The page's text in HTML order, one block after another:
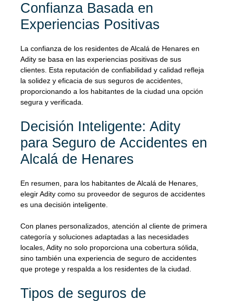
Confianza Basada en
Experiencias Positivas
La confianza de los residentes de Alcalá de Henares en
Adity se basa en las experiencias positivas de sus
clientes. Esta reputación de confiabilidad y calidad refleja
la solidez y eficacia de sus seguros de accidentes,
proporcionando a los habitantes de la ciudad una opción
segura y verificada.
Decisión Inteligente: Adity
para Seguro de Accidentes en
Alcalá de Henares
En resumen, para los habitantes de Alcalá de Henares,
elegir Adity como su proveedor de seguros de accidentes
es una decisión inteligente.
Con planes personalizados, atención al cliente de primera
categoría y soluciones adaptadas a las necesidades
locales, Adity no solo proporciona una cobertura sólida,
sino también una experiencia de seguro de accidentes
que protege y respalda a los residentes de la ciudad.
Tipos de seguros de